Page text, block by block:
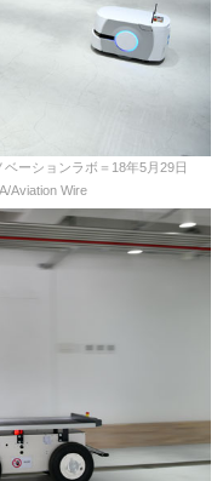
ーションラボ＝18年5月29日
Aviation Wire